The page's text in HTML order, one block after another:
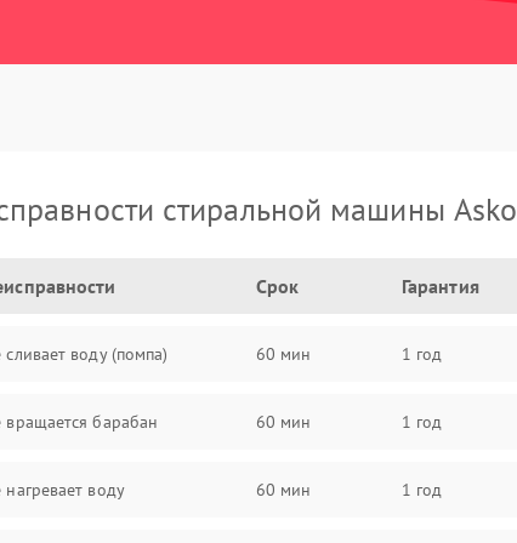
стиральной машины Asko
Срок Гарантия
сливает воду (помпа) 60 мин 1 год
вращается барабан 60 мин 1 год
нагревает воду 60 мин 1 год